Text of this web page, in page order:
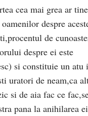
cea mai grea ar
despre
de
despre ei este
si constituie un atu
uratori de neam,ca
si de aia fac ce
pana la anihilarea